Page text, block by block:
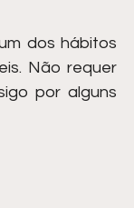
dos hábitos
Não requer
por alguns